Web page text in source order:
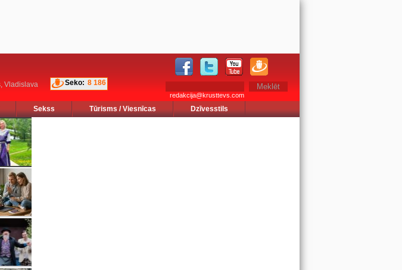
Vladislava
Seko: 8 186
redakcija@krusttevs.com
Sekss Tūrisms / Viesnīcas Dzīvesstils